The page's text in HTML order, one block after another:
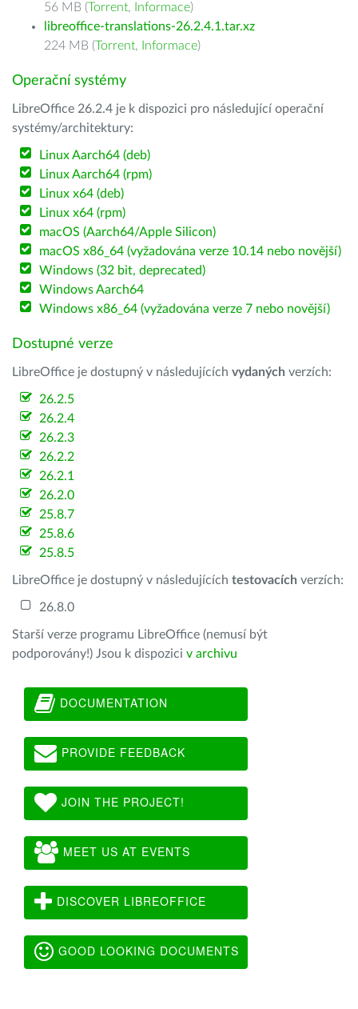
56 MB (Torrent, Informace)
libreoffice-translations-26.2.4.1.tar.xz
224 MB (Torrent, Informace)
Operační systémy
LibreOffice 26.2.4 je k dispozici pro následující operační
systémy/architektury:
Linux Aarch64 (deb)
Linux Aarch64 (rpm)
Linux x64 (deb)
Linux x64 (rpm)
macOS (Aarch64/Apple Silicon)
macOS x86_64 (vyžadována verze 10.14 nebo novější)
Windows (32 bit, deprecated)
Windows Aarch64
Windows x86_64 (vyžadována verze 7 nebo novější)
Dostupné verze
LibreOffice je dostupný v následujících vydaných verzích:
26.2.5
26.2.4
26.2.3
26.2.2
26.2.1
26.2.0
25.8.7
25.8.6
25.8.5
LibreOffice je dostupný v následujících testovacích verzích:
26.8.0
Starší verze programu LibreOffice (nemusí být
podporovány!) Jsou k dispozici v archivu
DOCUMENTATION
PROVIDE FEEDBACK
JOIN THE PROJECT!
MEET US AT EVENTS
DISCOVER LIBREOFFICE
GOOD LOOKING DOCUMENTS